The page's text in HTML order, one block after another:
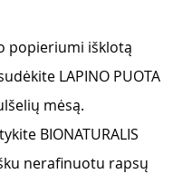
popieriumi išklotą
LAPINO PUOTA
mėsą.
BIONATURALIS
nerafinuotu rapsų